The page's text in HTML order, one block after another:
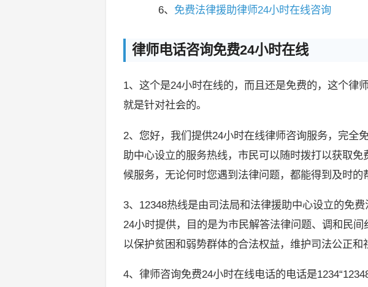
6、 免费法律援助律师24小时在线咨询
律师电话咨询免费24小时在线
1、这个是24小时在线的，而且还是免费的，这个律
就是针对社会的。
2、您好，我们提供24小时在线律师咨询服务，完全
助中心设立的服务热线，市民可以随时拨打以获取
候服务，无论何时您遇到法律问题，都能得到及时的
3、12348热线是由司法局和法律援助中心设立的免
24小时提供，目的是为市民解答法律问题、调和民间
以保护贫困和弱势群体的合法权益，维护司法公正和
4、律师咨询免费24小时在线电话的电话是